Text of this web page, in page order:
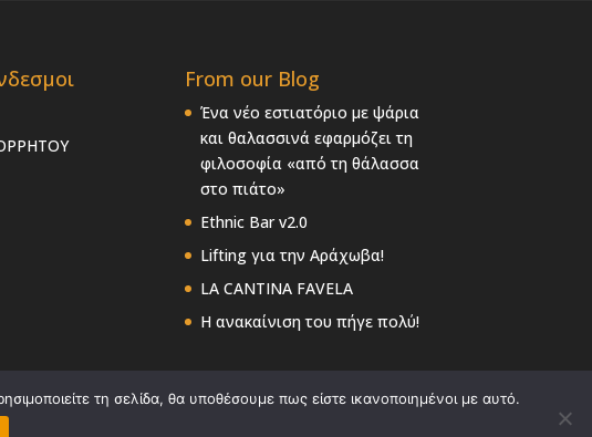
From our Blog
Ένα νέο εστιατόριο με ψάρια
και θαλασσινά εφαρμόζει τη
φιλοσοφία «από τη θάλασσα
στο πιάτο»
Ethnic Bar v2.0
Lifting για την Αράχωβα!
LA CANTINA FAVELA
Η ανακαίνιση του πήγε πολύ!
τη σελίδα, θα υποθέσουμε πως είστε ικανοποιημένοι με αυτό.